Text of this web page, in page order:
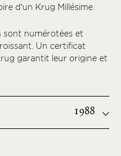
d’un Krug Millésime.
sont numérotées et
Un certificat
garantit leur origine et
1988